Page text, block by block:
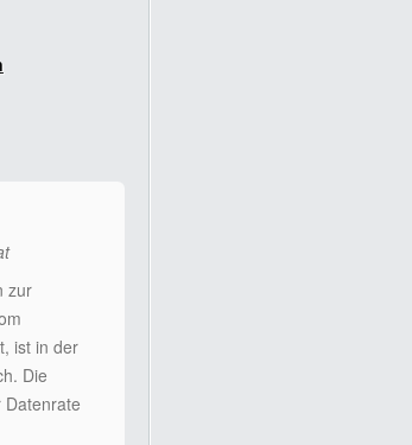
zur
ist in der
Die
Datenrate